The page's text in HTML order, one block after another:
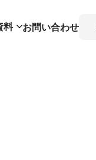
料 お問い合わせ